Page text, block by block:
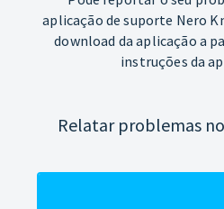
aplicação de suporte Nero
download da aplicação a
instruções da
Relatar problemas